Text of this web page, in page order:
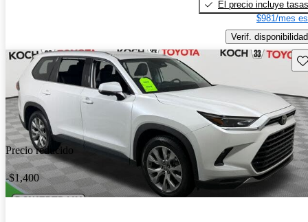
El precio incluye tasas
$981/mes
Verif. disponibilidad
Precio reducido
-$1,400